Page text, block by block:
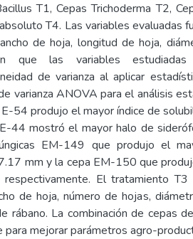
T1, Cepas Trichoderma T2,
T4. Las variables evaluadas
de hoja, longitud de hoja,
que las variables
de varianza al aplicar
varianza ANOVA para el análisis
54 produjo el mayor índice de
44 mostró el mayor halo de
EM-149 que produjo el
mm y la cepa EM-150 que
El tratamiento
de hoja, número de hojas,
rábano. La combinación de cepas
para mejorar parámetros agro-